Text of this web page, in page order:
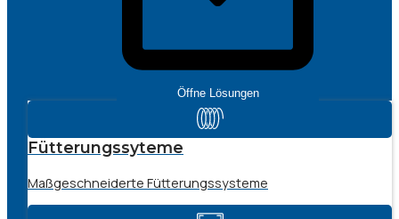
Öffne Lösungen
Fütterungssyteme
Maßgeschneiderte Fütterungssysteme